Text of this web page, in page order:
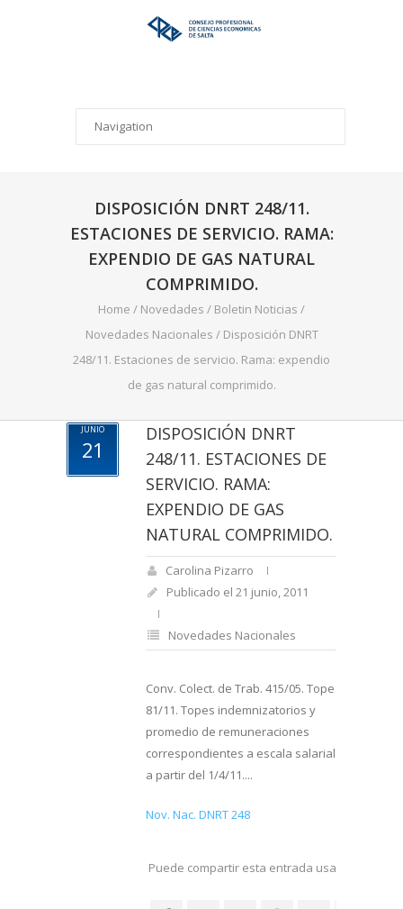
DISPOSICIÓN DNRT 248/11.
ESTACIONES DE SERVICIO. RAMA:
EXPENDIO DE GAS NATURAL
COMPRIMIDO.
Home / Novedades / Boletin Noticias /
Novedades Nacionales / Disposición DNRT
248/11. Estaciones de servicio. Rama: expendio
de gas natural comprimido.
JUNIO
21
DISPOSICIÓN DNRT
248/11. ESTACIONES DE
SERVICIO. RAMA:
EXPENDIO DE GAS
NATURAL COMPRIMIDO.
Carolina Pizarro
Publicado el 21 junio, 2011
Novedades Nacionales
Conv. Colect. de Trab. 415/05. Tope
81/11. Topes indemnizatorios y
promedio de remuneraciones
correspondientes a escala salarial
a partir del 1/4/11....
Nov. Nac. DNRT 248
Puede compartir esta entrada usando sus